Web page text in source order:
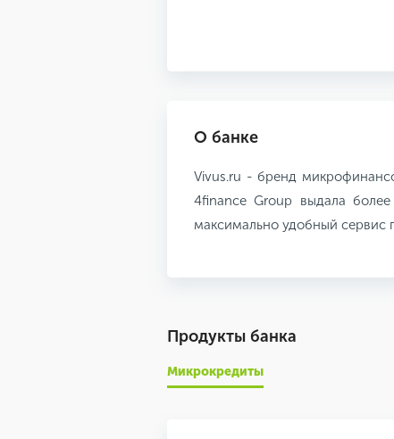
О банке
Vivus.ru - бренд
4finance Group выдала
максимально удобный сервис
Продукты банка
Микрокредиты